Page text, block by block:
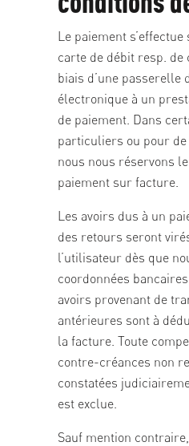
Le paiement
carte de débit resp.
biais d’une passerelle
électronique à un
de paiement. Dans
particuliers ou pour de
nous nous réservons
paiement sur facture.
Les avoirs dus à un
des retours seront
l’utilisateur dès que
coordonnées
avoirs provenant de
antérieures sont à
la facture. Toute
contre-créances non
constatées
est exclue.
Sauf mention